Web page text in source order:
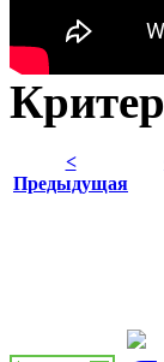
<
Предыдущая